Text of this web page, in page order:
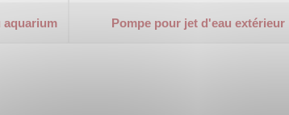
aquarium Pompe pour jet d'eau extérieur